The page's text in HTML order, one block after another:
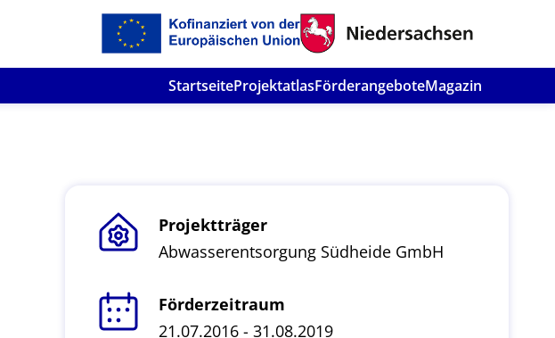
StartseiteProjektatlasFörderangeboteMagazin
Projektträger
Abwasserentsorgung Südheide GmbH
Förderzeitraum
21.07.2016 - 31.08.2019